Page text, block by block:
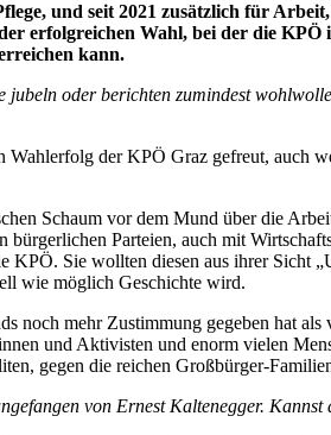
und seit 2021 zusätzlich für
erfolgreichen Wahl, bei der die
kann.
oder berichten zumindest
Wahlerfolg der KPÖ Graz gefreut, auch
Schaum vor dem Mund über die
bürgerlichen Parteien, auch mit
Sie wollten diesen aus ihrer Sicht
wie möglich Geschichte wird.
noch mehr Zustimmung gegeben hat
und Aktivisten und enorm vielen
gegen die reichen Großbürger-
von Ernest Kaltenegger. Kannst